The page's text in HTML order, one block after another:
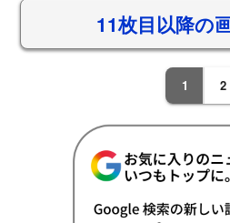
11枚目以降の
1 2